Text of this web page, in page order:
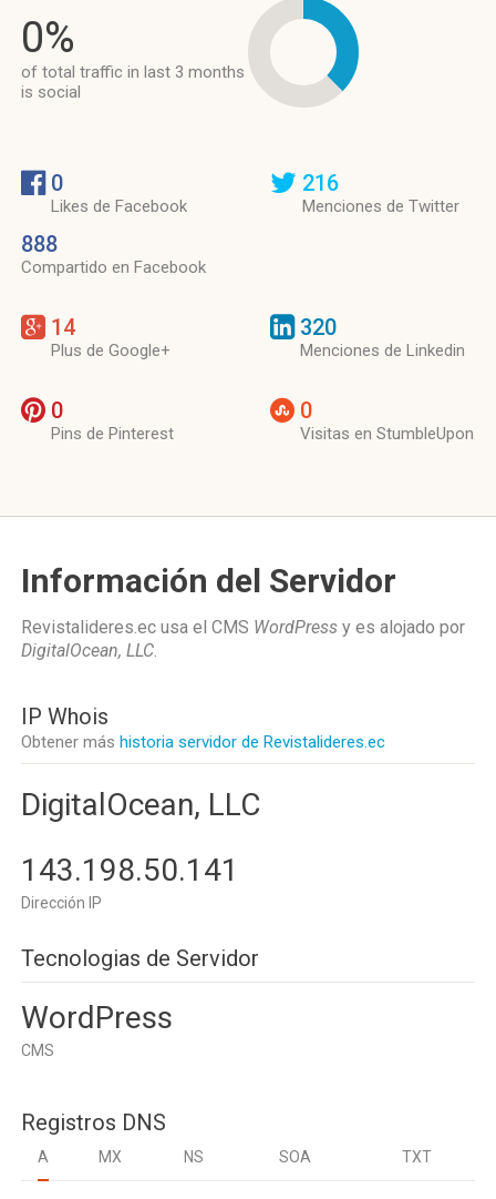
0%
of total traffic in last 3 months
is social
0
Likes de Facebook
888
Compartido en Facebook
216
Menciones de Twitter
14
Plus de Google+
320
Menciones de Linkedin
0
Pins de Pinterest
0
Visitas en StumbleUpon
Información del Servidor
Revistalideres.ec usa el CMS WordPress y es alojado por
DigitalOcean, LLC.
IP Whois
Obtener más historia servidor de Revistalideres.ec
DigitalOcean, LLC
143.198.50.141
Dirección IP
Tecnologias de Servidor
WordPress
CMS
Registros DNS
A MX NS SOA TXT